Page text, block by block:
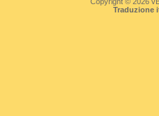
Traduzione